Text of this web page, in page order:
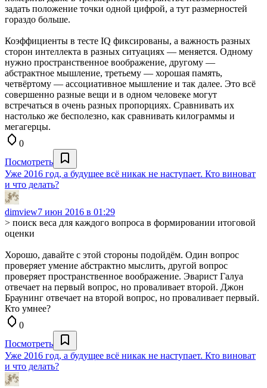
задать положение точки одной цифрой, а тут размерностей
гораздо больше.
Коэффициенты в тесте IQ фиксированы, а важность разных
сторон интеллекта в разных ситуациях — меняется. Одному
нужно пространственное воображение, другому —
абстрактное мышление, третьему — хорошая память,
четвёртому — ассоциативное мышление и так далее. Это всё
совершенно разные вещи и в одном человеке могут
встречаться в очень разных пропорциях. Сравнивать их
настолько же бесполезно, как сравнивать килограммы и
мегагерцы.
0
Посмотреть
Уже 2016 год, а будущее всё никак не наступает. Кто виноват
и что делать?
dimview7 июн 2016 в 01:29
> поиск веса для каждого вопроса в формировании итоговой
оценки
Хорошо, давайте с этой стороны подойдём. Один вопрос
проверяет умение абстрактно мыслить, другой вопрос
проверяет пространственное воображение. Эварист Галуа
отвечает на первый вопрос, но проваливает второй. Джон
Браунинг отвечает на второй вопрос, но проваливает первый.
Кто умнее?
0
Посмотреть
Уже 2016 год, а будущее всё никак не наступает. Кто виноват
и что делать?